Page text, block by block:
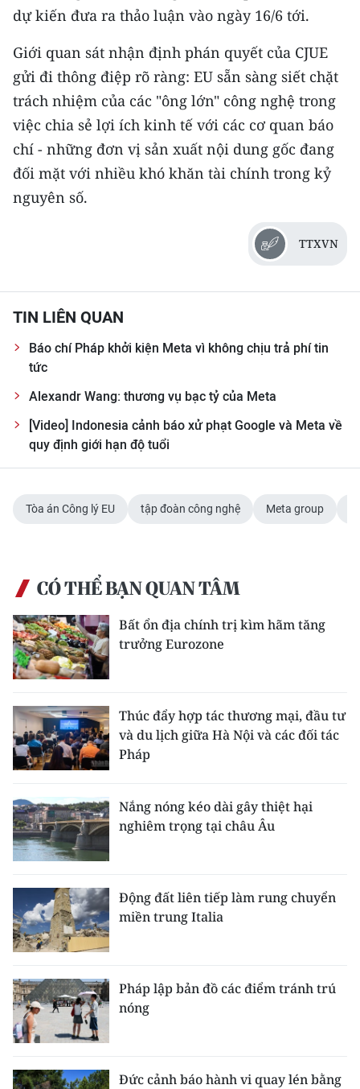
CÁC CHUYÊN TRANG
VỀ BÁO NHÂN DÂN
THỜI NAY
NHÂN DÂN CUỐI TUẦN
ĐỌC BÁO IN
ENGLISH
FRANÇAIS
dự kiến đưa ra thảo luận vào ngày 16/6 tới.
Giới quan sát nhận định phán quyết của CJUE
gửi đi thông điệp rõ ràng: EU sẵn sàng siết chặt
trách nhiệm của các "ông lớn" công nghệ trong
việc chia sẻ lợi ích kinh tế với các cơ quan báo
chí - những đơn vị sản xuất nội dung gốc đang
đối mặt với nhiều khó khăn tài chính trong kỷ
nguyên số.
TTXVN
TIN LIÊN QUAN
Báo chí Pháp khởi kiện Meta vì không chịu trả phí tin
tức
Alexandr Wang: thương vụ bạc tỷ của Meta
[Video] Indonesia cảnh báo xử phạt Google và Meta về
quy định giới hạn độ tuổi
Tòa án Công lý EU tập đoàn công nghệ Meta group
CÓ THỂ BẠN QUAN TÂM
Bất ổn địa chính trị kìm hãm tăng
trưởng Eurozone
Thúc đẩy hợp tác thương mại, đầu tư
và du lịch giữa Hà Nội và các đối tác
Pháp
Nắng nóng kéo dài gây thiệt hại
nghiêm trọng tại châu Âu
Động đất liên tiếp làm rung chuyển
miền trung Italia
Pháp lập bản đồ các điểm tránh trú
nóng
Đức cảnh báo hành vi quay lén bằng